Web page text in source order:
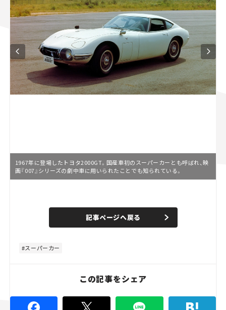
1967年に登場したトヨタ2000GT。国産車初のスーパーカーとも呼ばれ、映
画『007』シリーズの劇中車に用いられたことでも知られている。
n
e
d
%
記事ページへ戻る
スーパーカー
この記事をシェア